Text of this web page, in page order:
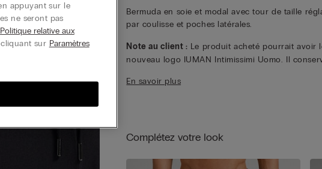
Bermuda en soie et modal avec tour de taille
par coulisse et poches latérales.
Note au client : Le produit acheté pourrait avoir
nouveau logo IUMAN Intimissimi Uomo. Il
et de finition que celui présenté sur cette page.
En savoir plus
Complétez votre look
appuyant sur le
ne seront pas
Politique relative aux
sur Paramètres